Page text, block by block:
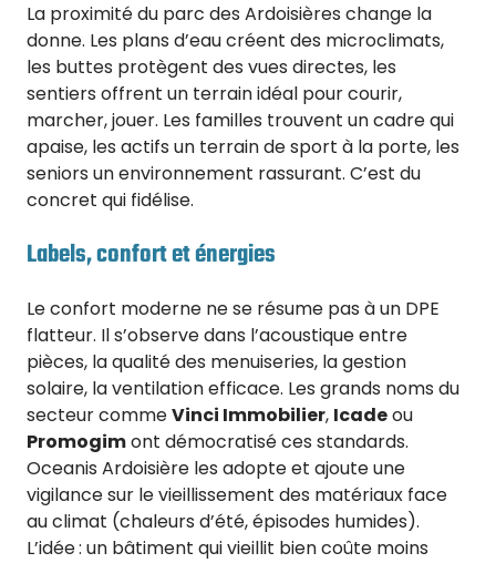
La proximité du parc des Ardoisières change la
donne. Les plans d’eau créent des microclimats,
les buttes protègent des vues directes, les
sentiers offrent un terrain idéal pour courir,
marcher, jouer. Les familles trouvent un cadre qui
apaise, les actifs un terrain de sport à la porte, les
seniors un environnement rassurant. C’est du
concret qui fidélise.
Labels, confort et énergies
Le confort moderne ne se résume pas à un DPE
flatteur. Il s’observe dans l’acoustique entre
pièces, la qualité des menuiseries, la gestion
solaire, la ventilation efficace. Les grands noms du
secteur commeVinci Immobilier, Icadeou
Promogimont démocratisé ces standards.
Oceanis Ardoisière les adopte et ajoute une
vigilance sur le vieillissement des matériaux face
au climat (chaleurs d’été, épisodes humides).
L’idée : un bâtiment qui vieillit bien coûte moins